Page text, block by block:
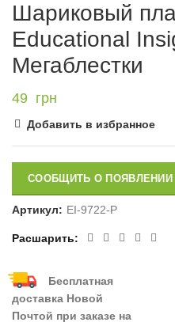
Шариковый
Educational
Мегаблестки
49 грн
Добавить в избранное
СООБЩИТЬ О ПОЯВЛЕНИИ
Артикул: EI-9722-P
Расшарить
Бесплатная
доставка Новой
Почтой при заказе на